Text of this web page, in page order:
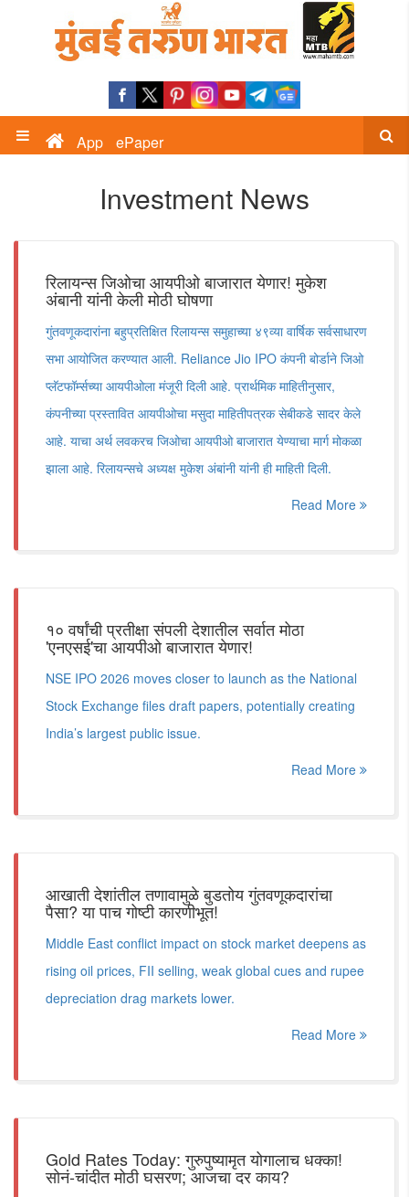
App ePaper
Investment News
रिलायन्स जिओचा आयपीओ बाजारात येणार! मुकेश
अंबानी यांनी केली मोठी घोषणा
गुंतवणूकदारांना बहुप्रतिक्षित रिलायन्स समुहाच्या ४९व्या वार्षिक सर्वसाधारण
सभा आयोजित करण्यात आली. Reliance Jio IPO कंपनी बोर्डाने जिओ
प्लॅटफॉर्म्सच्या आयपीओला मंजूरी दिली आहे. प्रार्थमिक माहितीनुसार,
कंपनीच्या प्रस्तावित आयपीओचा मसुदा माहितीपत्रक सेबीकडे सादर केले
आहे. याचा अर्थ लवकरच जिओचा आयपीओ बाजारात येण्याचा मार्ग मोकळा
झाला आहे. रिलायन्सचे अध्यक्ष मुकेश अंबांनी यांनी ही माहिती दिली.
Read More
१० वर्षांची प्रतीक्षा संपली देशातील सर्वात मोठा
'एनएसई'चा आयपीओ बाजारात येणार!
NSE IPO 2026 moves closer to launch as the National
Stock Exchange files draft papers, potentially creating
India’s largest public issue.
Read More
आखाती देशांतील तणावामुळे बुडतोय गुंतवणूकदारांचा
पैसा? या पाच गोष्टी कारणीभूत!
Middle East conflict impact on stock market deepens as
rising oil prices, FII selling, weak global cues and rupee
depreciation drag markets lower.
Read More
Gold Rates Today: गुरुपुष्यामृत योगालाच धक्का!
सोनं-चांदीत मोठी घसरण; आजचा दर काय?